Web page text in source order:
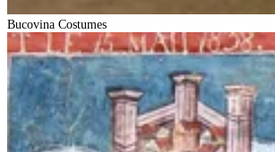
Bucovina Costumes